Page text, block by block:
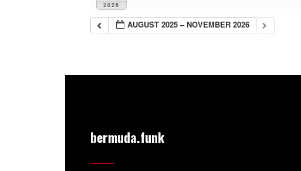
2026
AUGUST 2025 – NOVEMBER 2026
bermuda.funk